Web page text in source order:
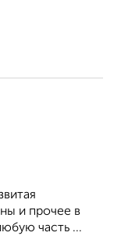
и прочее в
часть ...